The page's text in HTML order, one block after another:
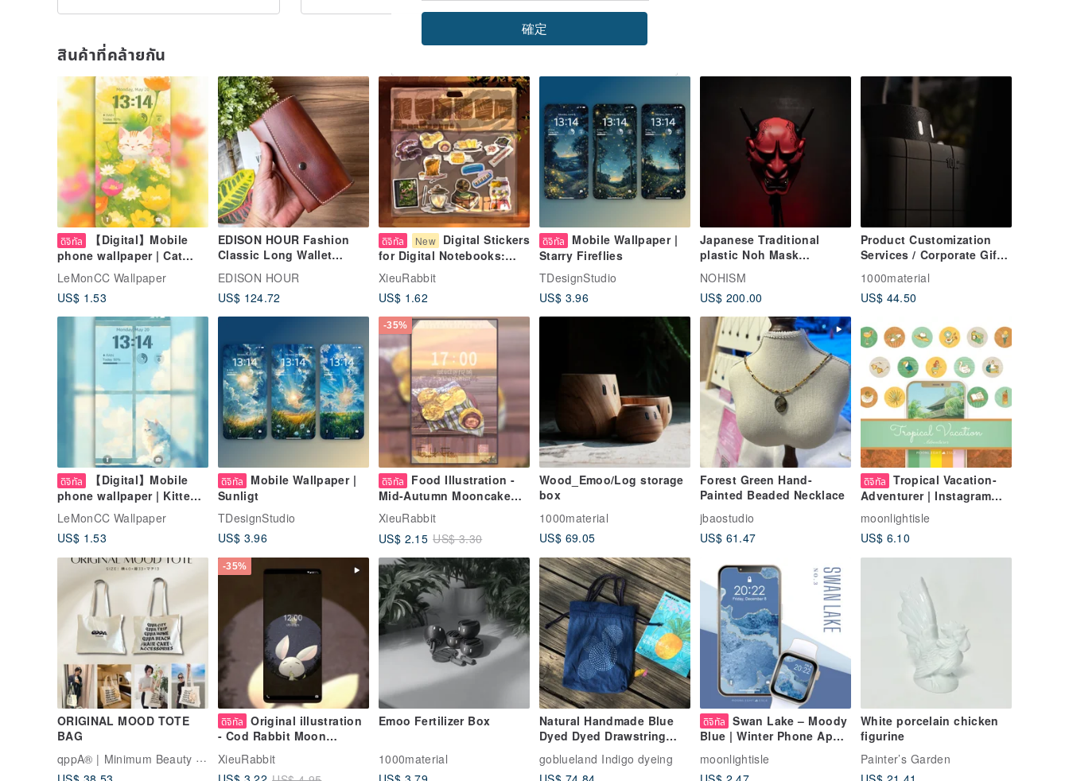
สินค้าที่คล้ายกัน
ดิจิทัล
【Digital】Mobile
phone wallpaper | Cat
with Flower
LeMonCC Wallpaper
US$ 1.53
EDISON HOUR Fashion
Classic Long Wallet
(Chestnut) Purse Wallet
EDISON HOUR
US$ 124.72
ดิจิทัล New Digital Stickers
for Digital Notebooks:
Food & Drink Illustrations
01 [Digital File]
XieuRabbit
US$ 1.62
ดิจิทัล
Mobile Wallpaper |
Starry Fireflies
TDesignStudio
US$ 3.96
Japanese Traditional
plastic Noh Mask
Collection handmade
Hannya theater Kabuki
NOHISM
US$ 200.00
Product Customization
Services / Corporate Gifts
/ Eco-friendly Materials
1000material
US$ 44.50
ดิจิทัล
【Digital】Mobile
phone wallpaper | Kitten
besides window
LeMonCC Wallpaper
US$ 1.53
ดิจิทัล
Mobile Wallpaper |
Sunligt
TDesignStudio
US$ 3.96
-35%
ดิจิทัล
Food Illustration -
Mid-Autumn Mooncake
Personalized Mobile
Wallpaper 【Digital File】
XieuRabbit
US$ 2.15 US$ 3.30
Wood_Emoo/Log storage
box
1000material
US$ 69.05
Forest Green Hand-
Painted Beaded Necklace
jbaostudio
US$ 61.47
ดิจิทัล
Tropical Vacation-
Adventurer | Instagram
Story Highlight Cover
Instant Download
moonlightisle
US$ 6.10
ORIGINAL MOOD TOTE
BAG
qppA®︎ | Minimum Beauty Life
-35%
ดิจิทัล
Original illustration
- Cod Rabbit Moon
Viewing Personalized
Mobile Phone Wallpaper
XieuRabbit
Emoo Fertilizer Box
1000material
Natural Handmade Blue
Dyed Dyed Drawstring
Tote Bag
goblueland Indigo dyeing
ดิจิทัล
Swan Lake – Moody
Blue | Winter Phone Apple
Watch Background
Wallpaper
moonlightisle
White porcelain chicken
figurine
Painter’s Garden
確定